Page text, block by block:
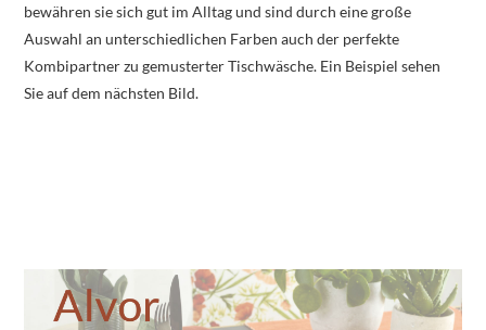
bewähren sie sich gut im Alltag und sind durch eine große
Auswahl an unterschiedlichen Farben auch der perfekte
Kombipartner zu gemusterter Tischwäsche. Ein Beispiel sehen
Sie auf dem nächsten Bild.